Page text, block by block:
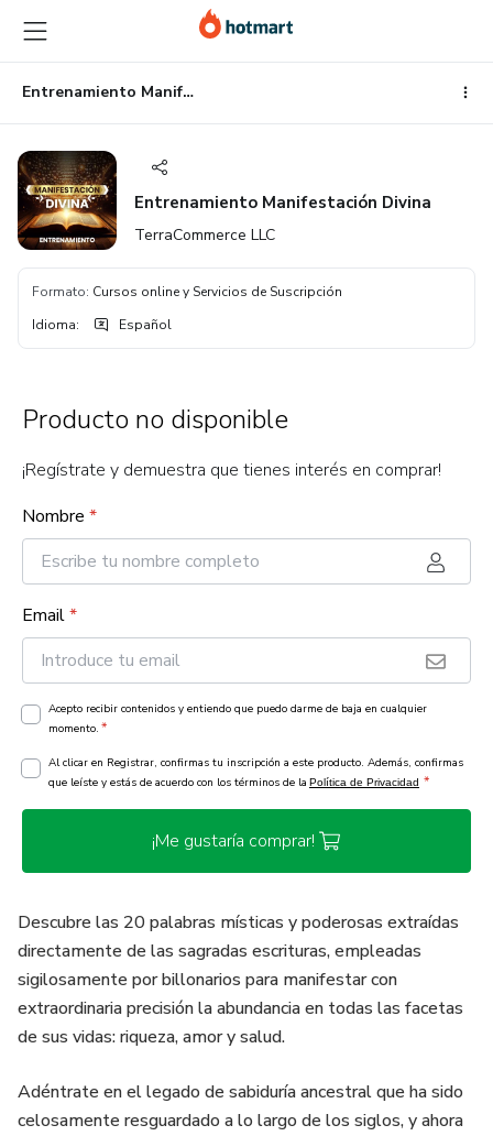
contenido
principal
la
página
de
pie
página
Entrenamiento Manifestación Divina
Entrenamiento Manifestación Divina
TerraCommerce LLC
Formato: Cursos online y Servicios de Suscripción
Idioma: Español
Producto no disponible
¡Regístrate y demuestra que tienes interés en comprar!
Nombre *
Email*
Acepto recibir contenidos y entiendo que puedo darme de baja en cualquier
momento. *
Al clicar en Registrar, confirmas tu inscripción a este producto. Además, confirmas
que leíste y estás de acuerdo con los términos de la Política de Privacidad *
¡Me gustaría comprar!
Descubre las 20 palabras místicas y poderosas extraídas
directamente de las sagradas escrituras, empleadas
sigilosamente por billonarios para manifestar con
extraordinaria precisión la abundancia en todas las facetas
de sus vidas: riqueza, amor y salud.
Adéntrate en el legado de sabiduría ancestral que ha sido
celosamente resguardado a lo largo de los siglos, y ahora